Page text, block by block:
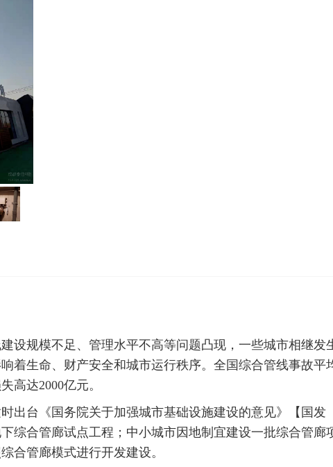
设规模不足、管理水平不高等问题凸现，一些城市相继发
着生命、财产安全和城市运行秩序。全国综合管线事故平
高达2000亿元。
出台《国务院关于加强城市基础设施建设的意见》【国发
综合管廊试点工程；中小城市因地制宜建设一批综合管廊
合管廊模式进行开发建设。